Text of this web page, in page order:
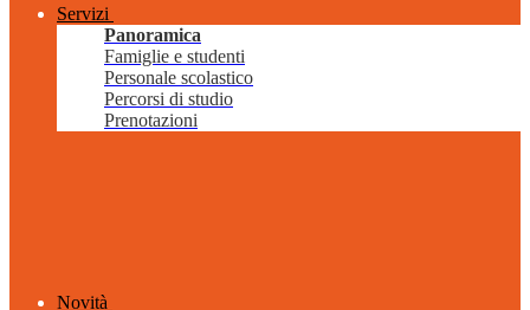
Servizi
Panoramica
Famiglie e studenti
Personale scolastico
Percorsi di studio
Prenotazioni
Novità